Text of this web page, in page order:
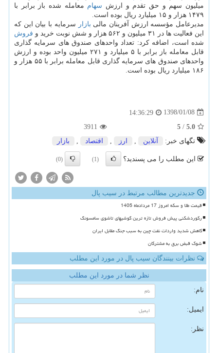
میلیون سهم و حق تقدم و ارزش سهام معامله شده باز برابر با
۱۴۷۹ هزار و ۱۵ میلیارد ریال بوده است.
مدیرعامل مؤسسه ارزش آفرینان مالی بازار
سرمایه با بیان این كه
این فعالیت ها در ۳۱ میلیون و ۵۶۲ هزار و شش نوبت خرید و
فروش
شده است، اضافه كرد: تعداد واحدهای صندوق های سرمایه گذاری
قابل معامله باز برابر با ۵ میلیارد و ۲۷۱ میلیون واحد بوده و ارزش
واحدهای صندوق های سرمایه گذاری قابل معامله برابر با ۵۵ هزار و
۱۸۶ میلیارد ریال بوده است.
1398/01/08
14:36:29
5.0
/
5
3911
تگهای خبر:
آنلاین , ارز , اقتصاد , بازار
این مطلب را می پسندید؟ (1)
(0)
جدیدترین مطالب مرتبط در سیب پال
قیمت طلا و سکه امروز 17 مردادماه 1405
رکوردشکنی پیش فروش تازه ترین گوشیهای تاشوی سامسونگ
کاهش شدید واردات نفت چین به سبب جنگ مقابل ایران
شوک قبض برق به مشترکان
نظرات بینندگان سیب پال در مورد این مطلب
نظر شما در مورد این مطلب
نام:
ایمیل:
نظر: